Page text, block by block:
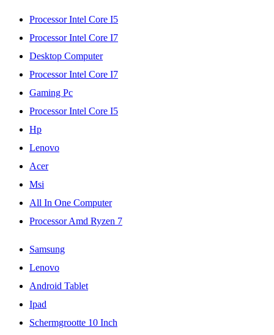
Processor Intel Core I5
Processor Intel Core I7
Desktop Computer
Processor Intel Core I7
Gaming Pc
Processor Intel Core I5
Hp
Lenovo
Acer
Msi
All In One Computer
Processor Amd Ryzen 7
Samsung
Lenovo
Android Tablet
Ipad
Schermgrootte 10 Inch